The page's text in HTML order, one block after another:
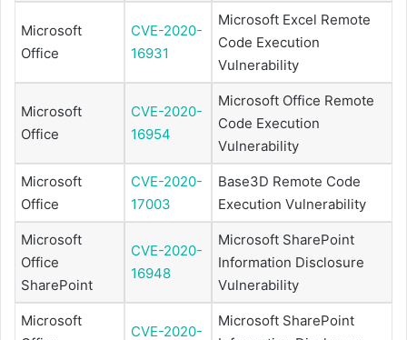
Microsoft
Office
CVE-2020-
16931
Microsoft Excel Remote
Code Execution
Vulnerability
Microsoft
Office
CVE-2020-
16954
Microsoft Office Remote
Code Execution
Vulnerability
Microsoft
Office
CVE-2020-
17003
Base3D Remote Code
Execution Vulnerability
Microsoft
Office
SharePoint
CVE-2020-
16948
Microsoft SharePoint
Information Disclosure
Vulnerability
Microsoft
CVE-2020-
Microsoft SharePoint